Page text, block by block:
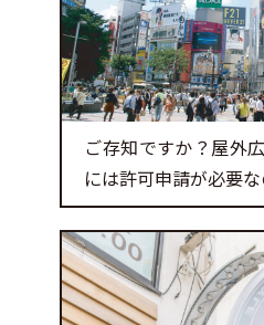
ご存知ですか？屋外
には許可申請が必要な